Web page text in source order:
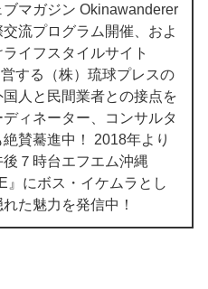
マガジン Okinawanderer
流プログラム開催、およ
イフスタイルサイト
する（株）琉球プレスの
人と民間業者との接点を
ィネーター、コンサルタ
賛驀進中！ 2018年より
７時台エフエム沖縄
』にボス・イケムラとし
た魅力を発信中！